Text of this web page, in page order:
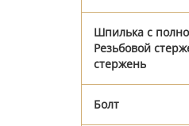
Шпилька с
Резьбовой
стержень
Болт